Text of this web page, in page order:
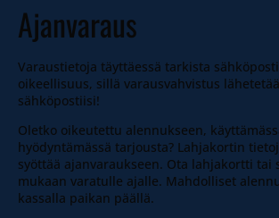
Ajanvaraus
Varaustietoja täyttäessä tarkista
oikeellisuus, sillä varausvahvistus
sähköpostiisi!
Oletko oikeutettu alennukseen,
hyödyntämässä tarjousta? Lahjakortin
syöttää ajanvaraukseen. Ota lahjakortti tai
mukaan varatulle ajalle. Mahdolliset
kassalla paikan päällä.